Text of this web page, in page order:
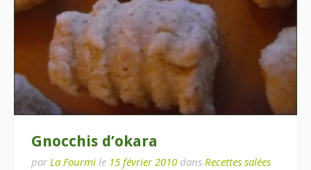
Gnocchis d’okara
par La Fourmi le 15 février 2010 dans Recettes salées